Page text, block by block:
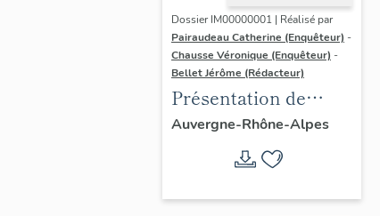
Dossier IM00000001 | Réalisé par
Pairaudeau Catherine (Enquêteur) -
Chausse Véronique (Enquêteur) -
Bellet Jérôme (Rédacteur)
Présentation de
l'opération
d'inventaire du
vitrail ancien de
Rhône-Alpes (corpus
Auvergne-Rhône-Alpes